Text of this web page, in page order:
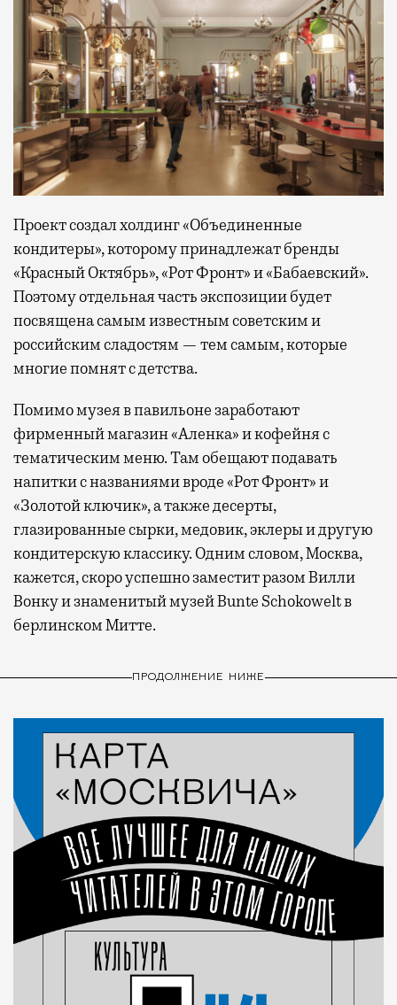
Проект создал холдинг «Объединенные
кондитеры», которому принадлежат бренды
«Красный Октябрь», «Рот Фронт» и «Бабаевский».
Поэтому отдельная часть экспозиции будет
посвящена самым известным советским и
российским сладостям — тем самым, которые
многие помнят с детства.
Помимо музея в павильоне заработают
фирменный магазин «Аленка» и кофейня с
тематическим меню. Там обещают подавать
напитки с названиями вроде «Рот Фронт» и
«Золотой ключик», а также десерты,
глазированные сырки, медовик, эклеры и другую
кондитерскую классику. Одним словом, Москва,
кажется, скоро успешно заместит разом Вилли
Вонку и знаменитый музей Bunte Schokowelt в
берлинском Митте.
ПРОДОЛЖЕНИЕ НИЖЕ